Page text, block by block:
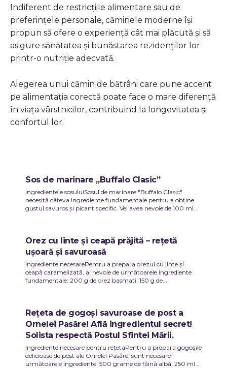
Indiferent de restricțiile alimentare sau de
preferințele personale, căminele moderne își
propun să ofere o experiență cât mai plăcută și să
asigure sănătatea și bunăstarea rezidenților lor
printr-o nutriție adecvată.
Alegerea unui cămin de bătrâni care pune accent
pe alimentația corectă poate face o mare diferență
în viața vârstnicilor, contribuind la longevitatea și
confortul lor.
Sos de marinare „Buffalo Clasic”
ingredientele sosuluiSosul de marinare "Buffalo Clasic"
necesită câteva ingrediente fundamentale pentru a obține
gustul savuros și picant specific. Vei avea nevoie de 100 ml...
Orez cu linte și ceapă prăjită – rețetă
ușoară și savuroasă
Ingrediente necesarePentru a prepara orezul cu linte și
ceapă caramelizată, ai nevoie de următoarele ingrediente
fundamentale: 200 g de orez basmati, 150 g de...
Rețeta de gogoși savuroase de post a
Ornelei Pasăre! Află ingredientul secret!
Solista respectă Postul Sfintei Mării.
Ingrediente necesare pentru rețetaPentru a prepara gogoșile
delicioase de post ale Ornelei Pasăre, sunt necesare
următoarele ingrediente: 500 grame de făină albă, 250 ml...